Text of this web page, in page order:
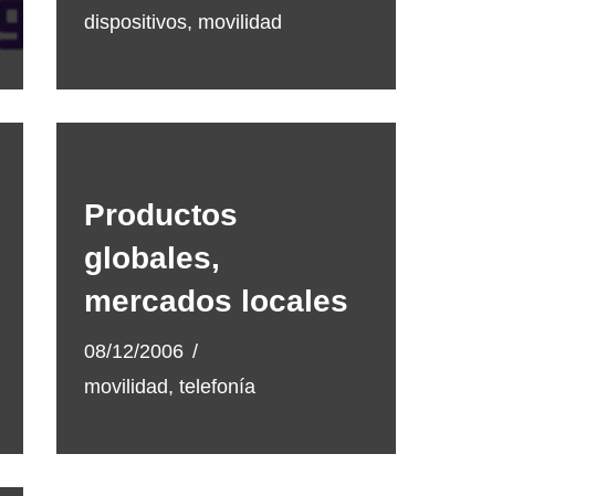
dispositivos, movilidad
Productos
globales,
mercados locales
08/12/2006
movilidad, telefonía